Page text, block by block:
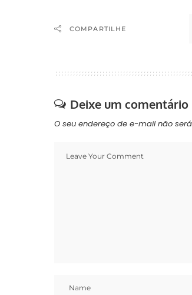
COMPARTILHE
Deixe um comentário
O seu endereço de e-mail não